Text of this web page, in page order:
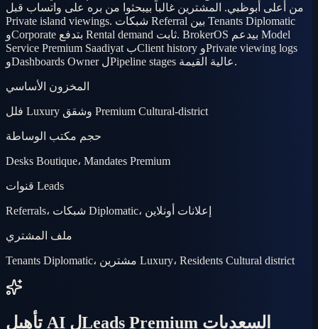
من أعلى أبوظبي. المشترين غالباً بيبحثوا من بره على واتساب قبل
Private island viewings. شبكات Referral بين Tenants Diplomatic
وCorporate بتدفع Rental demand ثابت. BrokerOS بيدعم Model
Service Premium Saadiyat بClient history وPrivate viewing logs
وDashboards Owner لPipeline stages عالية القيمة.
المخزون الأساسي
فلل Luxury وشقق Premium Cultural-district
حجم مكتب الوساطة
Desks Boutique، Mandates Premium
قنوات Leads
Referrals، شبكات Diplomatic، إعلانات أونلاين
ملف المشتري
Tenants Diplomatic، مشترين Luxury، Residents Cultural district
تأهيل AI لLeads Premium السعديات